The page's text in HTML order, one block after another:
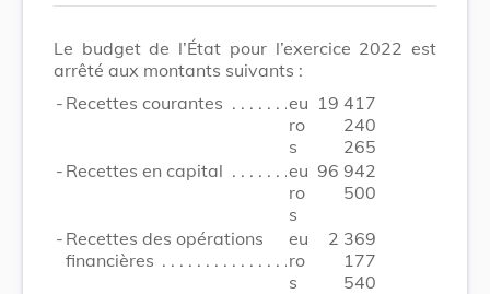
Le budget de l’État pour l’exercice 2022 est
arrêté aux montants suivants :
- Recettes courantes
eu
ro
s
19 417
240
265
- Recettes en capital
eu
ro
s
96 942
500
- Recettes des opérations
financières
eu
ro
s
2 369
177
540